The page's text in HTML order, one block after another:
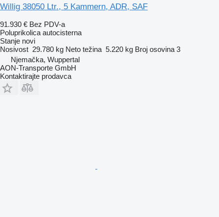
Willig 38050 Ltr., 5 Kammern, ADR, SAF
91.930 € Bez PDV-a
Poluprikolica autocisterna
Stanje novi
Nosivost 29.780 kg Neto težina 5.220 kg Broj osovina 3
Njemačka, Wuppertal
AON-Transporte GmbH
Kontaktirajte prodavca